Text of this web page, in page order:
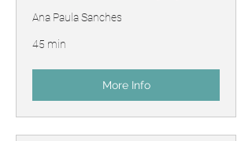
Ana Paula Sanches
45 min
More Info